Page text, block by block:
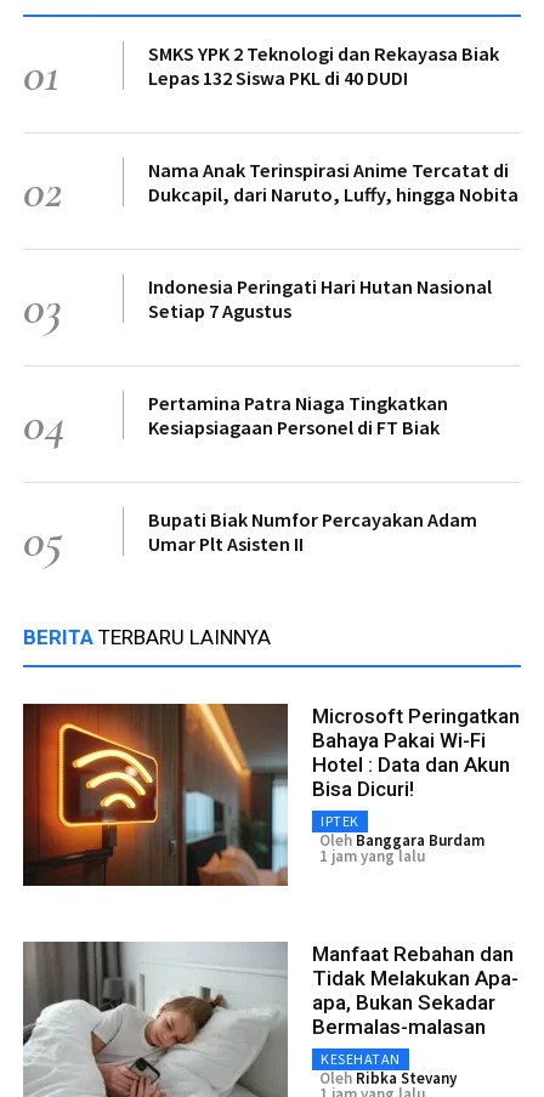
01
SMKS YPK 2 Teknologi dan Rekayasa Biak
Lepas 132 Siswa PKL di 40 DUDI
02
Nama Anak Terinspirasi Anime Tercatat di
Dukcapil, dari Naruto, Luffy, hingga Nobita
03
Indonesia Peringati Hari Hutan Nasional
Setiap 7 Agustus
04
Pertamina Patra Niaga Tingkatkan
Kesiapsiagaan Personel di FT Biak
05
Bupati Biak Numfor Percayakan Adam
Umar Plt Asisten II
BERITA TERBARU LAINNYA
Microsoft Peringatkan
Bahaya Pakai Wi-Fi
Hotel : Data dan Akun
Bisa Dicuri!
IPTEK
Oleh Banggara Burdam
1 jam yang lalu
Manfaat Rebahan dan
Tidak Melakukan Apa-
apa, Bukan Sekadar
Bermalas-malasan
KESEHATAN
Oleh Ribka Stevany